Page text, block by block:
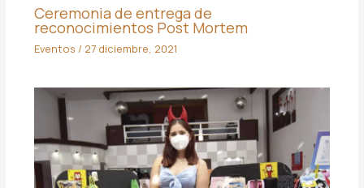
Ceremonia de entrega de
reconocimientos Post Mortem
Eventos / 27 diciembre, 2021